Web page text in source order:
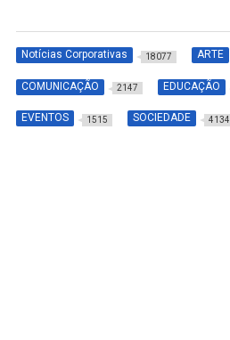
Notícias Corporativas 18077 ARTE
COMUNICAÇÃO 2147 EDUCAÇÃO
EVENTOS 1515 SOCIEDADE 4134